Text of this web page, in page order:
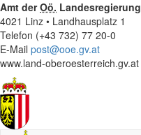
Amt derOö. Landesregierung
4021 Linz • Landhausplatz 1
Telefon (+43 732) 77 20-0
E-Mail post@ooe.gv.at
www.land-oberoesterreich.gv.at